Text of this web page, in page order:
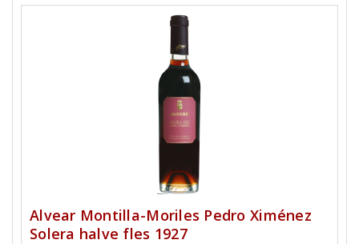
Alvear Montilla-Moriles Pedro Ximénez
Solera halve fles 1927